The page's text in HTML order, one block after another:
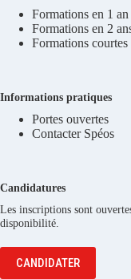
Formations en 1 an
Formations en 2
Formations courtes
Informations pratiques
Portes ouvertes
Contacter Spéos
Candidatures
Les inscriptions sont
disponibilité.
CANDIDATER